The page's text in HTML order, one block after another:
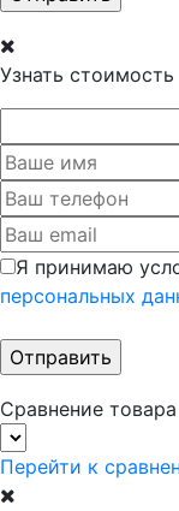
Узнать стоимость
Я принимаю
персональных
Сравнение товара
Перейти к